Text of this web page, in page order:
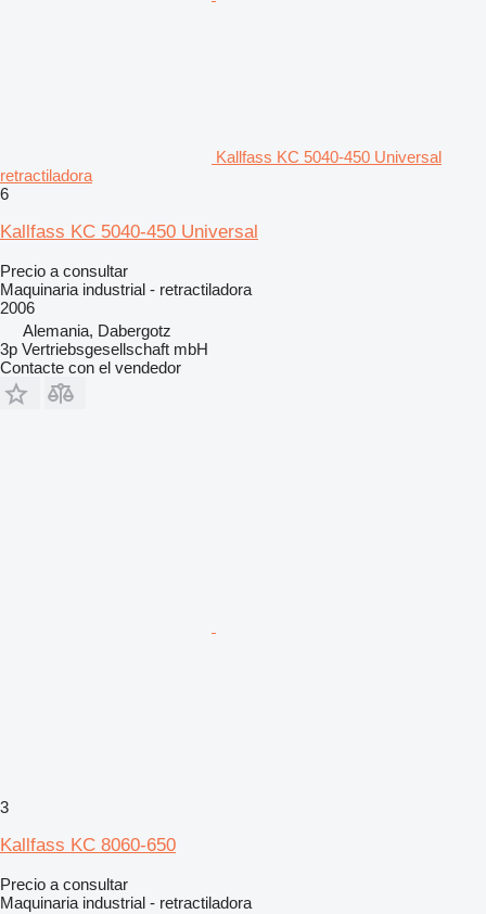
Kallfass KC 5040-450 Universal
retractiladora
6
Kallfass KC 5040-450 Universal
Precio a consultar
Maquinaria industrial - retractiladora
2006
Alemania, Dabergotz
3p Vertriebsgesellschaft mbH
Contacte con el vendedor
3
Kallfass KC 8060-650
Precio a consultar
Maquinaria industrial - retractiladora